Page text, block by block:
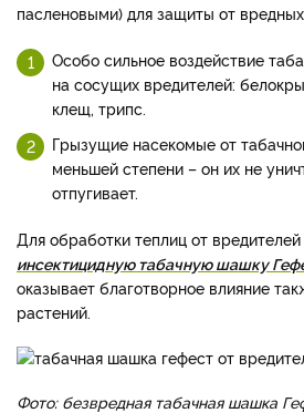
пасленовыми) для защиты от
Особо сильное воздействие
на сосущих вредителей:
клещ, трипс.
Грызущие насекомые от
меньшей степени – он их не
отпугивает.
Для обработки теплиц от
инсектицидную табачную шашку
оказывает благотворное влияние
растений.
Фото: безвредная табачная шашка